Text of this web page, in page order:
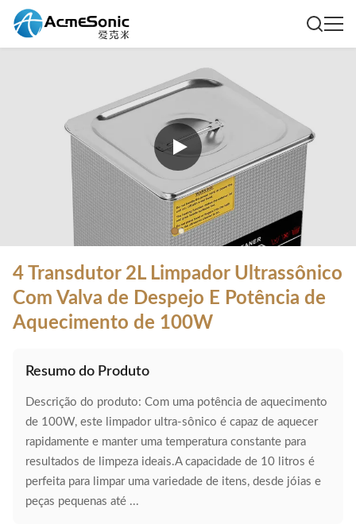
4 Transdutor 2L Limpador Ultrassônico
Com Valva de Despejo E Potência de
Aquecimento de 100W
Resumo do Produto
Descrição do produto: Com uma potência de aquecimento
de 100W, este limpador ultra-sônico é capaz de aquecer
rapidamente e manter uma temperatura constante para
resultados de limpeza ideais.A capacidade de 10 litros é
perfeita para limpar uma variedade de itens, desde jóias e
peças pequenas até ...